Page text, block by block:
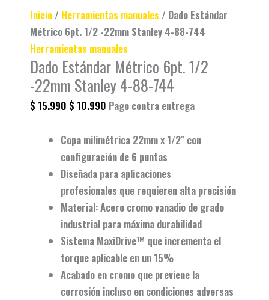
Inicio / Herramientas manuales / Dado Estándar
Métrico 6pt. 1/2 -22mm Stanley 4-88-744
Herramientas manuales
Dado Estándar Métrico 6pt. 1/2
-22mm Stanley 4-88-744
$15.990 $ 10.990 Pago contra entrega
Copa milimétrica 22mm x 1/2″ con
configuración de 6 puntas
Diseñada para aplicaciones
profesionales que requieren alta precisión
Material:Acero cromo vanadio de grado
industrial para máxima durabilidad
Sistema MaxiDrive™ que incrementa el
torque aplicable en un 15%
Acabado en cromo que previene la
corrosión incluso en condiciones adversas